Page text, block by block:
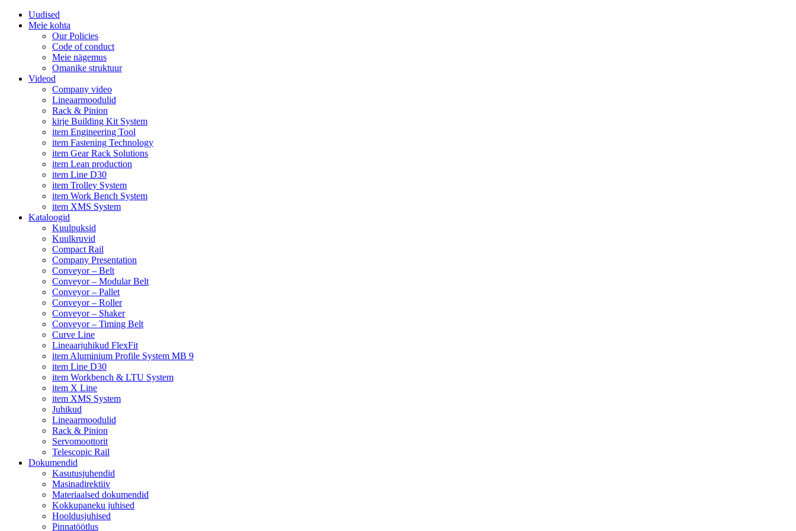
Uudised
Meie kohta
Our Policies
Code of conduct
Meie nägemus
Omanike struktuur
Videod
Company video
Lineaarmoodulid
Rack & Pinion
kirje Building Kit System
item Engineering Tool
item Fastening Technology
item Gear Rack Solutions
item Lean production
item Line D30
item Trolley System
item Work Bench System
item XMS System
Kataloogid
Kuulpuksid
Kuulkruvid
Compact Rail
Company Presentation
Conveyor – Belt
Conveyor – Modular Belt
Conveyor – Pallet
Conveyor – Roller
Conveyor – Shaker
Conveyor – Timing Belt
Curve Line
Lineaarjuhikud FlexFit
item Aluminium Profile System MB 9
item Line D30
item Workbench & LTU System
item X Line
item XMS System
Juhikud
Lineaarmoodulid
Rack & Pinion
Servomoottorit
Telescopic Rail
Dokumendid
Kasutusjuhendid
Masinadirektiiv
Materiaalsed dokumendid
Kokkupaneku juhised
Hooldusjuhised
Pinnatöötlus